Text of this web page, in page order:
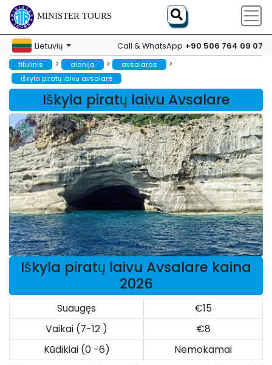
MINISTER TOURS
Lietuvių Call & WhatsApp +90 506 764 09 07
titulinis > alanija > avsalaras >
iškyla piratų laivu avsalare
Iškyla piratų laivu Avsalare
Iškyla piratų laivu Avsalare kaina
2026
Suaugęs
€15
Vaikai (7-12 )
€8
Kūdikiai (0 -6)
Nemokamai